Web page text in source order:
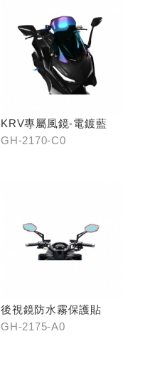
KRV專屬風鏡-電鍍藍
GH-2170-C0
後視鏡防水霧保護貼
GH-2175-A0